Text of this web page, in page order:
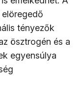
tényezők
ösztrogén és a
egyensúlya